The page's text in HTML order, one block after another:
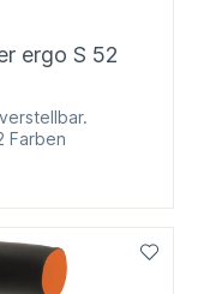
ergo S 52
Farben